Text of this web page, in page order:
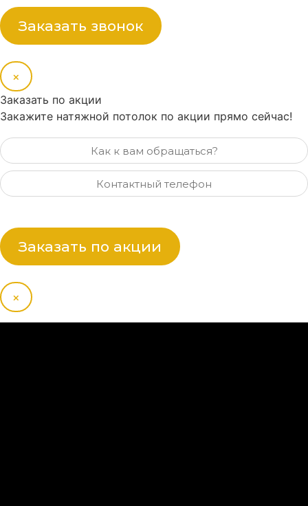
Заказать звонок
×
Заказать по акции
Закажите натяжной потолок по акции прямо сейчас!
Заказать по акции
×